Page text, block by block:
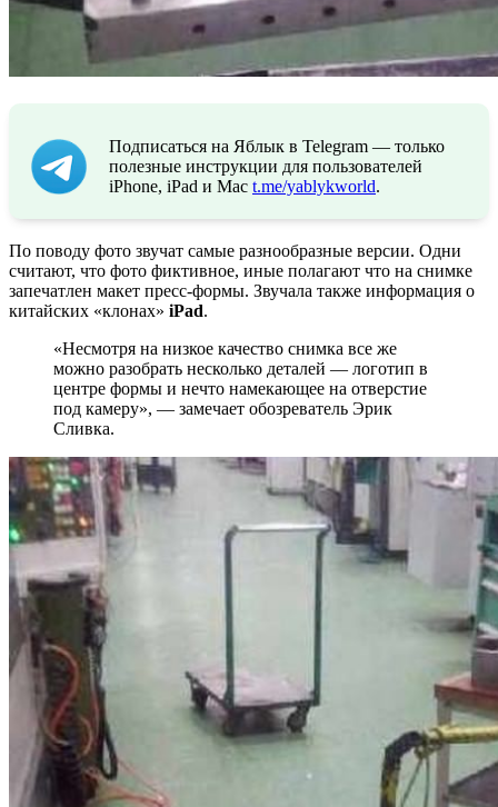
Подписаться на Яблык в Telegram — только
полезные инструкции для пользователей
iPhone, iPad и Mac t.me/yablykworld.
По поводу фото звучат самые разнообразные версии. Одни
считают, что фото фиктивное, иные полагают что на снимке
запечатлен макет пресс-формы. Звучала также информация о
китайских «клонах» iPad.
«Несмотря на низкое качество снимка все же
можно разобрать несколько деталей — логотип в
центре формы и нечто намекающее на отверстие
под камеру», — замечает обозреватель Эрик
Сливка.